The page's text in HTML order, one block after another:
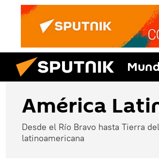
América
Desde el Río Bravo hasta Tierra
latinoamericana